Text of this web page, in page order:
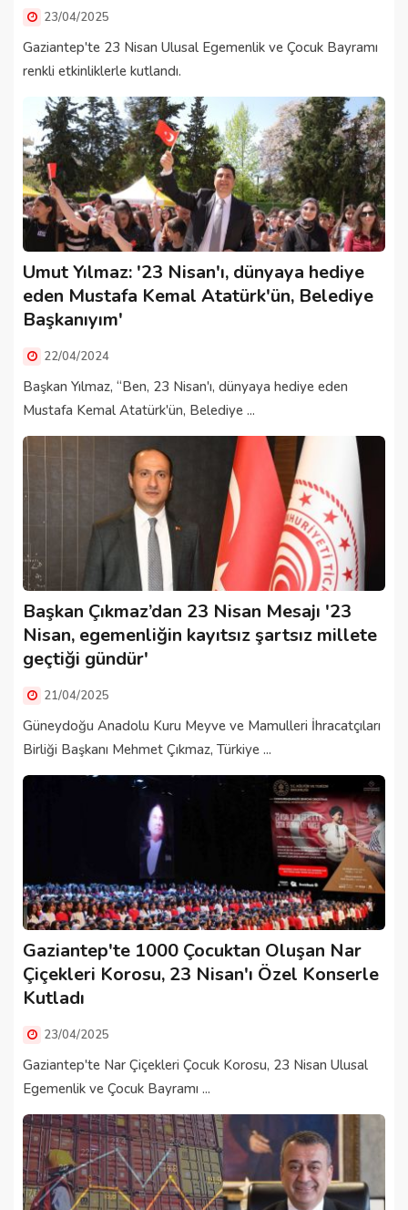
23/04/2025
Gaziantep'te 23 Nisan Ulusal Egemenlik ve Çocuk Bayramı
renkli etkinliklerle kutlandı.
Umut Yılmaz: '23 Nisan'ı, dünyaya hediye
eden Mustafa Kemal Atatürk'ün, Belediye
Başkanıyım'
22/04/2024
Başkan Yılmaz, “Ben, 23 Nisan'ı, dünyaya hediye eden
Mustafa Kemal Atatürk'ün, Belediye ...
Başkan Çıkmaz’dan 23 Nisan Mesajı '23
Nisan, egemenliğin kayıtsız şartsız millete
geçtiği gündür'
21/04/2025
Güneydoğu Anadolu Kuru Meyve ve Mamulleri İhracatçıları
Birliği Başkanı Mehmet Çıkmaz, Türkiye ...
Gaziantep'te 1000 Çocuktan Oluşan Nar
Çiçekleri Korosu, 23 Nisan'ı Özel Konserle
Kutladı
23/04/2025
Gaziantep'te Nar Çiçekleri Çocuk Korosu, 23 Nisan Ulusal
Egemenlik ve Çocuk Bayramı ...